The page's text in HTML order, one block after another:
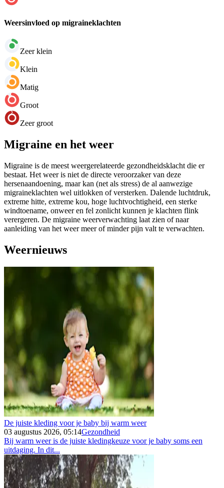
Weersinvloed op migraineklachten
Zeer klein
Klein
Matig
Groot
Zeer groot
Migraine en het weer
Migraine is de meest weergerelateerde gezondheidsklacht die er
bestaat. Het weer is niet de directe veroorzaker van deze
hersenaandoening, maar kan (net als stress) de al aanwezige
migraineklachten wel uitlokken of versterken. Dalende luchtdruk,
extreme hitte, extreme kou, hoge luchtvochtigheid, een sterke
windtoename, onweer en fel zonlicht kunnen je klachten flink
verergeren. De migraine weerverwachting laat zien of naar
aanleiding van het weer meer of minder pijn valt te verwachten.
Weernieuws
De juiste kleding voor je baby bij warm weer
03 augustus 2026, 05:14Gezondheid
Bij warm weer is de juiste kledingkeuze voor je baby soms een
uitdaging. In dit...